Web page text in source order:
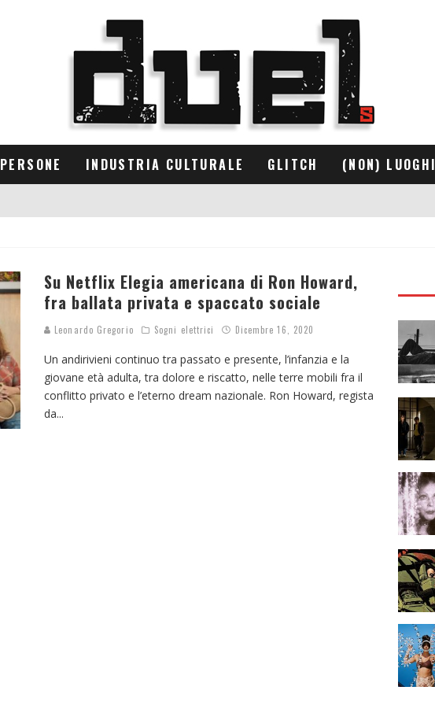
PERSONE INDUSTRIA CULTURALE GLITCH (NON) LUOGHI
Su Netflix Elegia americana di Ron Howard,
fra ballata privata e spaccato sociale
Leonardo Gregorio Sogni elettrici Dicembre 16, 2020
Un andirivieni continuo tra passato e presente, l’infanzia e la
giovane età adulta, tra dolore e riscatto, nelle terre mobili fra il
conflitto privato e l’eterno dream nazionale. Ron Howard, regista
da...